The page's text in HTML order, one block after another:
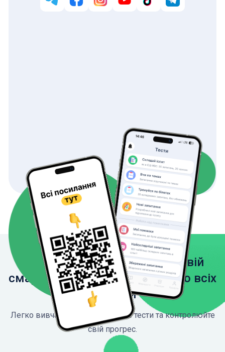
Завантажте застосунок на свій
смартфон, щоб мати доступ до всіх
функцій
Легко вивчайте ПДР, проходьте тести та контролюйте
свій прогрес.